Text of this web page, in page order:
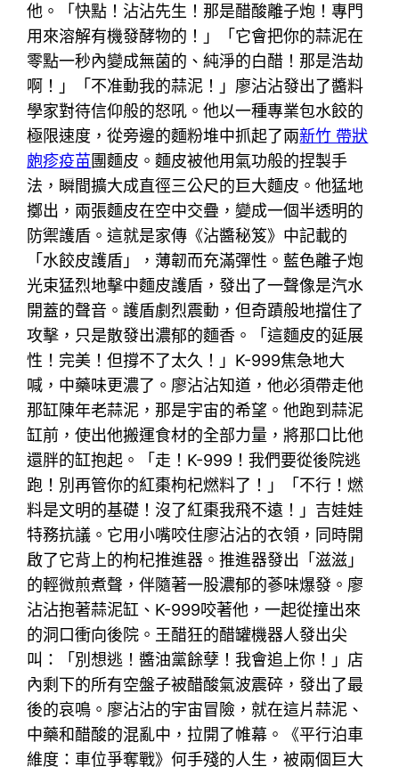
他。「快點！沾沾先生！那是醋酸離子炮！專門
用來溶解有機發酵物的！」「它會把你的蒜泥在
零點一秒內變成無菌的、純淨的白醋！那是浩劫
啊！」「不准動我的蒜泥！」廖沾沾發出了醬料
學家對待信仰般的怒吼。他以一種專業包水餃的
極限速度，從旁邊的麵粉堆中抓起了兩新竹 帶狀
皰疹疫苗團麵皮。麵皮被他用氣功般的捏製手
法，瞬間擴大成直徑三公尺的巨大麵皮。他猛地
擲出，兩張麵皮在空中交疊，變成一個半透明的
防禦護盾。這就是家傳《沾醬秘笈》中記載的
「水餃皮護盾」，薄韌而充滿彈性。藍色離子炮
光束猛烈地擊中麵皮護盾，發出了一聲像是汽水
開蓋的聲音。護盾劇烈震動，但奇蹟般地擋住了
攻擊，只是散發出濃郁的麵香。「這麵皮的延展
性！完美！但撐不了太久！」K-999焦急地大
喊，中藥味更濃了。廖沾沾知道，他必須帶走他
那缸陳年老蒜泥，那是宇宙的希望。他跑到蒜泥
缸前，使出他搬運食材的全部力量，將那口比他
還胖的缸抱起。「走！K-999！我們要從後院逃
跑！別再管你的紅棗枸杞燃料了！」「不行！燃
料是文明的基礎！沒了紅棗我飛不遠！」吉娃娃
特務抗議。它用小嘴咬住廖沾沾的衣領，同時開
啟了它背上的枸杞推進器。推進器發出「滋滋」
的輕微煎煮聲，伴隨著一股濃郁的蔘味爆發。廖
沾沾抱著蒜泥缸、K-999咬著他，一起從撞出來
的洞口衝向後院。王醋狂的醋罐機器人發出尖
叫：「別想逃！醬油黨餘孽！我會追上你！」店
內剩下的所有空盤子被醋酸氣波震碎，發出了最
後的哀鳴。廖沾沾的宇宙冒險，就在這片蒜泥、
中藥和醋酸的混亂中，拉開了帷幕。《平行泊車
維度：車位爭奪戰》何手殘的人生，被兩個巨大